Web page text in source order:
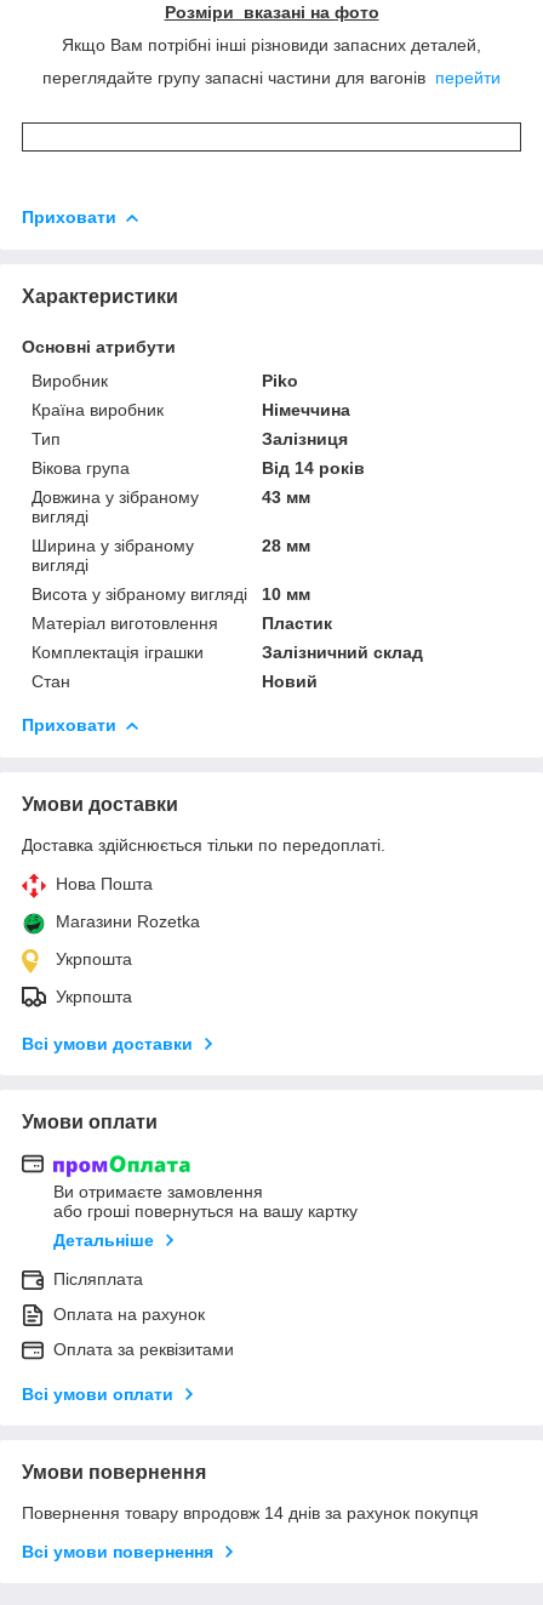
Розміри вказані на фото
Якщо Вам потрібні інші різновиди запасних деталей,
переглядайте групу запасні частини для вагонів перейти
Приховати
Характеристики
Основні атрибути
Виробник
Piko
Країна виробник
Німеччина
Тип
Залізниця
Вікова група
Від 14 років
Довжина у зібраному
вигляді
43 мм
Ширина у зібраному
вигляді
28 мм
Висота у зібраному вигляді
10 мм
Матеріал виготовлення
Пластик
Комплектація іграшки
Залізничний склад
Стан
Новий
Приховати
Умови доставки
Доставка здійснюється тільки по передоплаті.
Нова Пошта
Магазини Rozetka
Укрпошта
Укрпошта
Всі умови доставки
Умови оплати
Ви отримаєте замовлення
або гроші повернуться на вашу картку
Детальніше
Післяплата
Оплата на рахунок
Оплата за реквізитами
Всі умови оплати
Умови повернення
Повернення товару впродовж 14 днів за рахунок покупця
Всі умови повернення